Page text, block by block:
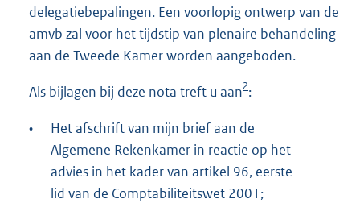
delegatiebepalingen. Een voorlopig ontwerp van de
amvb zal voor het tijdstip van plenaire behandeling
aan de Tweede Kamer worden aangeboden.
Als bijlagen bij deze nota treft u aan2:
•
Het afschrift van mijn brief aan de
Algemene Rekenkamer in reactie op het
advies in het kader van artikel 96, eerste
lid van de Comptabiliteitswet 2001;